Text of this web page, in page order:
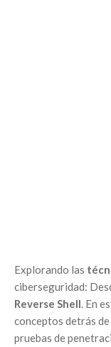
Explorando las
ciberseguridad:
Reverse Shell. En
conceptos detrás
pruebas de